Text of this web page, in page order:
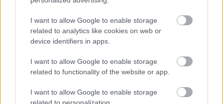
I want to allow Google to enable storage
related to analytics like cookies on web or
device identifiers in apps.
I want to allow Google to enable storage
related to functionality of the website or app.
I want to allow Google to enable storage
related to personalization.
ప్రకృతి దృశ్యానికి వ్యతిరేకంగా మెరుస్తుంది, చొరబాటుగా కాదు,
కానీ పొలం యొక్క లయలో అంతర్భాగంగా, సంప్రదాయంతో
ఆవిష్కరణను మిళితం చేస్తుంది. దాని చుట్టూ, పొలాలు పచ్చని
ఏకరూపతతో బయటికి విస్తరించి, సారవంతమైన నేల రేఖలతో
కలిసి కుట్టబడిన శక్తివంతమైన ఆకుపచ్చ దుప్పటిని సృష్టిస్తాయి.
సాగు చేయబడిన పొలాలకు అవతల, భూమి కొండలుగా
మారుతుంది, వాటి వాలులు వివిధ రకాల ఆకుపచ్చ రంగులతో
పెయింట్ చేయబడతాయి, కాంతి మరియు నీడల ఆటతో
మారుతాయి. సుదూర పర్వతాలు దృశ్యాన్ని రూపొందిస్తాయి,